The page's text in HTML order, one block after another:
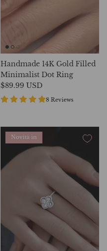
Handmade 14K Gold Filled
Minimalist Dot Ring
$89.99 USD
8 Reviews
Novità in